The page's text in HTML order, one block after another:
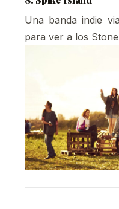
Una banda indie
para ver a los